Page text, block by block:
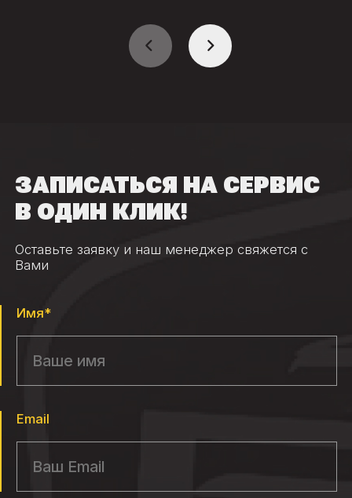
ЗАПИСАТЬСЯ НА СЕРВИС
В ОДИН КЛИК!
Оставьте заявку и наш менеджер свяжется с
Вами
Имя*
Email